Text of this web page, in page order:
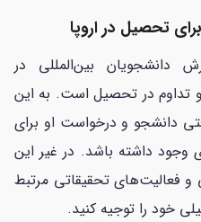
دانشجویان بین‌المللی در
تداوم در تحصیل است. به این
دانشجو و درخواست او برای
وجود داشته باشد. در غیر این
و فعالیت‌های تحقیقاتی مرتبط
خود را توجیه کنید.